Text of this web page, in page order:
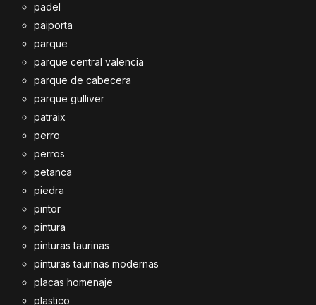
padel
paiporta
parque
parque central valencia
parque de cabecera
parque gulliver
patraix
perro
perros
petanca
piedra
pintor
pintura
pinturas taurinas
pinturas taurinas modernas
placas homenaje
plastico